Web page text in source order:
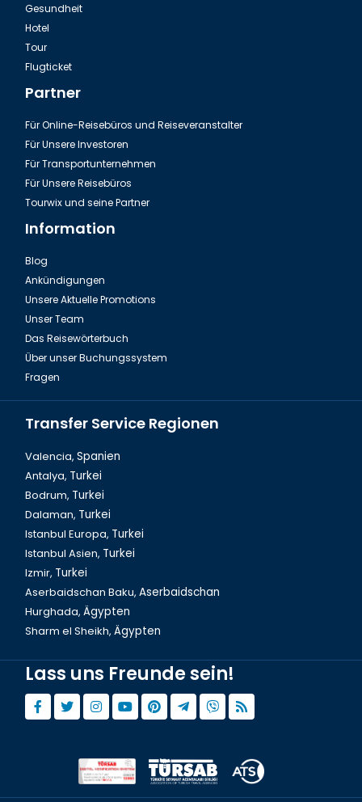
In Aserbaidschan kennt jeder Sheki Pitisi
Gesundheit
Hotel
Tour
Flugticket
Partner
Für Online-Reisebüros und Reiseveranstalter
Für Unsere Investoren
Für Transportunternehmen
Für Unsere Reisebüros
Tourwix und seine Partner
Information
Blog
Ankündigungen
Unsere Aktuelle Promotions
Unser Team
Das Reisewörterbuch
Über unser Buchungssystem
Fragen
Transfer Service Regionen
Valencia, Spanien
Antalya, Turkei
Bodrum, Turkei
Dalaman, Turkei
Istanbul Europa, Turkei
Istanbul Asien, Turkei
Izmir, Turkei
Aserbaidschan Baku, Aserbaidschan
Hurghada, Ägypten
Sharm el Sheikh, Ägypten
Lass uns Freunde sein!